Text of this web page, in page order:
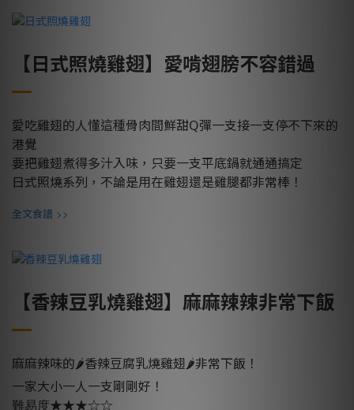
【日式照燒雞翅】愛啃翅膀不容錯過
愛吃雞翅的人懂這種骨肉間鮮甜Q彈一支接一支停不下來的
港覺
要把雞翅煮得多汁入味，只要一支平底鍋就通通搞定
日式照燒系列，不論是用在雞翅還是雞腿都非常棒！
全文食譜 >>
【香辣豆乳燒雞翅】麻麻辣辣非常下飯
麻麻辣味的🌶香辣豆腐乳燒雞翅🌶非常下飯！
一家大小一人一支剛剛好！
難易度★★★☆☆